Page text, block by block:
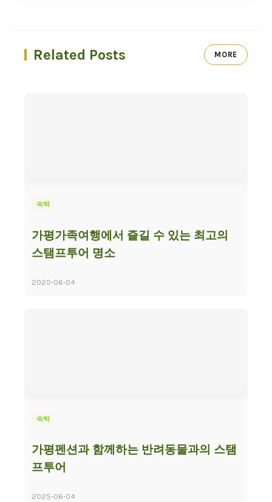
Related Posts MORE
숙박
가평가족여행에서 즐길 수 있는 최고의
스탬프투어 명소
2025-06-04
숙박
가평펜션과 함께하는 반려동물과의 스탬
프투어
2025-06-04